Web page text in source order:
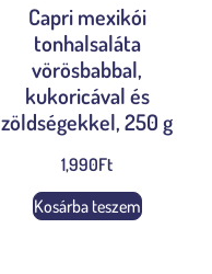
Capri mexikói
tonhalsaláta
vörösbabbal,
kukoricával és
zöldségekkel, 250 g
1,990Ft
Kosárba teszem